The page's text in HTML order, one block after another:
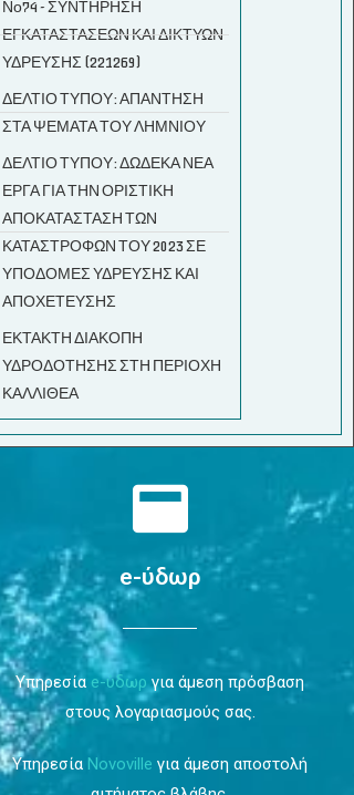
Νο74 - ΣΥΝΤΗΡΗΣΗ
ΕΓΚΑΤΑΣΤΑΣΕΩΝ ΚΑΙ ΔΙΚΤΥΩΝ
ΥΔΡΕΥΣΗΣ (221269)
ΔΕΛΤΙΟ ΤΥΠΟΥ: ΑΠΑΝΤΗΣΗ
ΣΤΑ ΨΕΜΑΤΑ ΤΟΥ ΛΗΜΝΙΟΥ
ΔΕΛΤΙΟ ΤΥΠΟΥ: ΔΩΔΕΚΑ ΝΕΑ
ΕΡΓΑ ΓΙΑ ΤΗΝ ΟΡΙΣΤΙΚΗ
ΑΠΟΚΑΤΑΣΤΑΣΗ ΤΩΝ
ΚΑΤΑΣΤΡΟΦΩΝ ΤΟΥ 2023 ΣΕ
ΥΠΟΔΟΜΕΣ ΥΔΡΕΥΣΗΣ ΚΑΙ
ΑΠΟΧΕΤΕΥΣΗΣ
ΕΚΤΑΚΤΗ ΔΙΑΚΟΠΗ
ΥΔΡΟΔΟΤΗΣΗΣ ΣΤΗ ΠΕΡΙΟΧΗ
ΚΑΛΛΙΘΕΑ
e-ύδωρ
Υπηρεσία e-ύδωρ για άμεση πρόσβαση
στους λογαριασμούς σας.
Υπηρεσία Novoville για άμεση αποστολή